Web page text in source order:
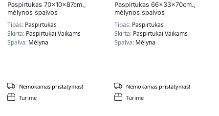
Paspirtukas 70x10x87cm.,
mėlynos spalvos
Tipas: Paspirtukas
Skirta: Paspirtukai Vaikams
Spalva: Mėlyna
Turime
Nemokamas pristatymas!
Paspirtukas 66x33x70cm.,
mėlynos spalvos
Tipas: Paspirtukas
Skirta: Paspirtukai Vaikams
Spalva: Mėlyna
Turime
Nemokamas pristatymas!